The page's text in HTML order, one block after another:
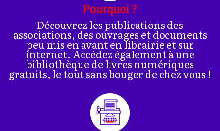
Pourquoi ?
Découvrez les publications des
associations, des ouvrages et documents
peu mis en avant en librairie et sur
internet. Accédez également à une
bibliothèque de livres numériques
gratuits, le tout sans bouger de chez vous !